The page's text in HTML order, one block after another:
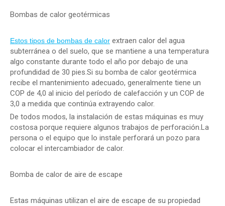
Bombas de calor geotérmicas
Estos tipos de bombas de calor extraen calor del agua
subterránea o del suelo, que se mantiene a una temperatura
algo constante durante todo el año por debajo de una
profundidad de 30 pies.Si su bomba de calor geotérmica
recibe el mantenimiento adecuado, generalmente tiene un
COP de 4,0 al inicio del período de calefacción y un COP de
3,0 a medida que continúa extrayendo calor.
De todos modos, la instalación de estas máquinas es muy
costosa porque requiere algunos trabajos de perforación.La
persona o el equipo que lo instale perforará un pozo para
colocar el intercambiador de calor.
Bomba de calor de aire de escape
Estas máquinas utilizan el aire de escape de su propiedad